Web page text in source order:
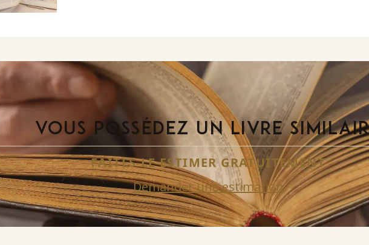
VOUS POSSÉDEZ UN LIVRE
FAITES-LE ESTIMER GRATUITEMENT
Demander une estimation